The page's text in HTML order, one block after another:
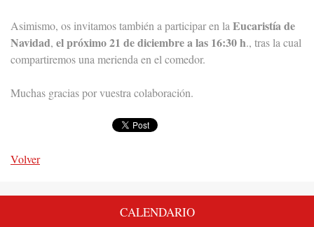
Asimismo, os invitamos también a participar en la Eucaristía de
Navidad, el próximo 21 de diciembre a las 16:30 h., tras la cual
compartiremos una merienda en el comedor.
Muchas gracias por vuestra colaboración.
Volver
CALENDARIO